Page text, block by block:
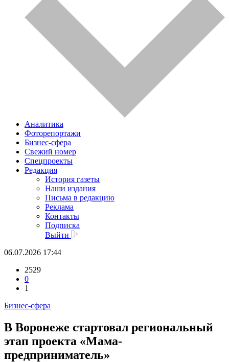
Аналитика
Фоторепортажи
Бизнес-сфера
Свежий номер
Спецпроекты
Редакция
История газеты
Наши издания
Письма в редакцию
Реклама
Контакты
Подписка
Выйти
06.07.2026 17:44
2529
0
1
Бизнес-сфера
В Воронеже стартовал региональный
этап проекта «Мама-
предприниматель»